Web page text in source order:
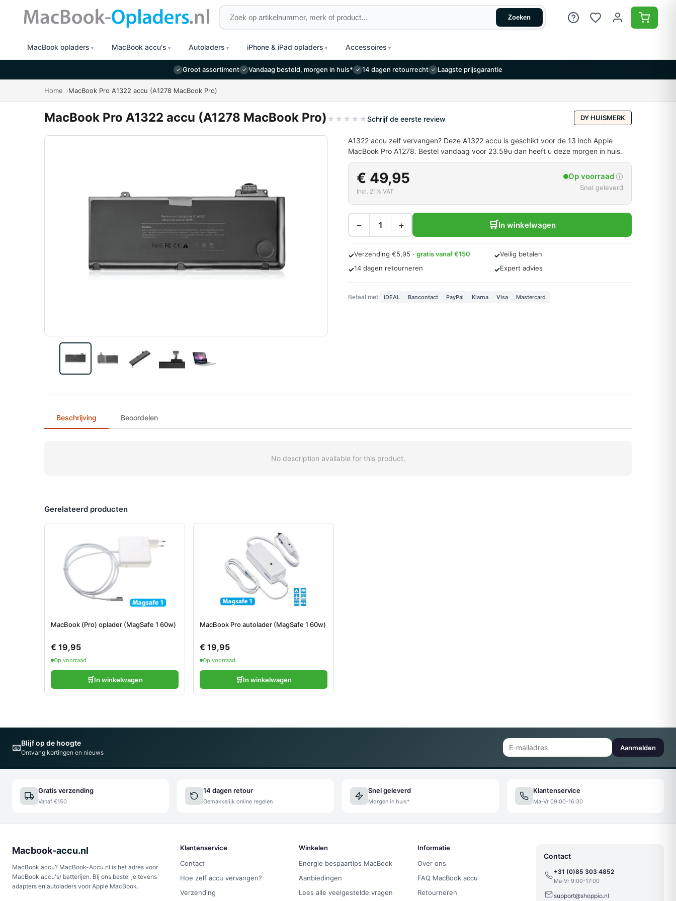
Zoeken
Zoeken
MacBook opladers MacBook accu's Autoladers iPhone & iPad opladers Accessoires
✓ Groot assortiment ✓ Vandaag besteld, morgen in huis* ✓ 14 dagen retourrecht ✓ Laagste prijsgarantie
Home MacBook Pro A1322 accu (A1278 MacBook Pro)
MacBook Pro A1322 accu (A1278 MacBook Pro) ★ ★ ★ ★ ★Schrijf de eerste review DY HUISMERK
A1322 accu zelf vervangen? Deze A1322 accu is geschikt voor de 13 inch Apple
MacBook Pro A1278. Bestel vandaag voor 23.59u dan heeft u deze morgen in huis.
€ 49,95
Incl. 21% VAT
Op voorraad
Snel geleverd
− + 🛒In winkelwagen
✓Verzending €5,95 · gratis vanaf €150 ✓Veilig betalen
✓14 dagen retourneren ✓Expert advies
Betaal met: iDEAL Bancontact PayPal Klarna Visa Mastercard
Beschrijving Beoordelen
No description available for this product.
Gerelateerd producten
MacBook (Pro) oplader (MagSafe 1 60w)
€ 19,95
Op voorraad
🛒In winkelwagen
MacBook Pro autolader (MagSafe 1 60w)
€ 19,95
Op voorraad
🛒In winkelwagen
📧Blijf op de hoogte
Ontvang kortingen en nieuws
Aanmelden
Gratis verzending
Vanaf €150
14 dagen retour
Gemakkelijk online regelen
Snel geleverd
Morgen in huis*
Klantenservice
Ma-Vr 09:00-16:30
Macbook-accu.nl
MacBook accu? MacBook-Accu.nl is het adres voor
MacBook accu's/ batterijen. Bij ons bestel je tevens
adapters en autoladers voor Apple MacBook.
Klantenservice
Contact
Hoe zelf accu vervangen?
Verzending
Winkelen
Energie bespaartips MacBook
Aanbiedingen
Lees alle veelgestelde vragen
Informatie
Over ons
FAQ MacBook accu
Retourneren
Contact
+31 (0)85 303 4852
Ma-Vr 9:00-17:00
support@shoppio.nl